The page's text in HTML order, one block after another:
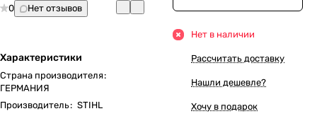
0 Нет отзывов
Характеристики
Страна производителя:
ГЕРМАНИЯ
Производитель: STIHL
Нет в наличии
Рассчитать доставку
Нашли дешевле?
Хочу в подарок